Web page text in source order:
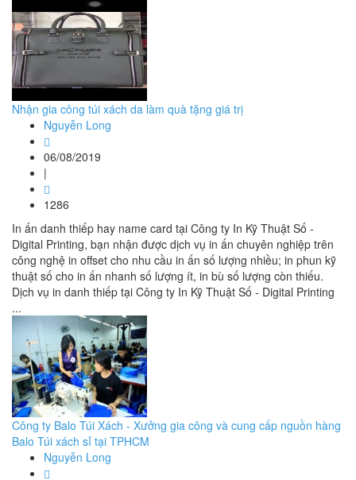
Nhận gia công túi xách da làm quà tặng giá trị
Nguyễn Long
06/08/2019
|
1286
In ấn danh thiếp hay name card tại Công ty In Kỹ Thuật Số -
Digital Printing, bạn nhận được dịch vụ in ấn chuyên nghiệp trên
công nghệ in offset cho nhu cầu in ấn số lượng nhiều; in phun kỹ
thuật số cho in ấn nhanh số lượng ít, in bù số lượng còn thiếu.
Dịch vụ in danh thiếp tại Công ty In Kỹ Thuật Số - Digital Printing
...
Công ty Balo Túi Xách - Xưởng gia công và cung cấp nguồn hàng
Balo Túi xách sỉ tại TPHCM
Nguyễn Long